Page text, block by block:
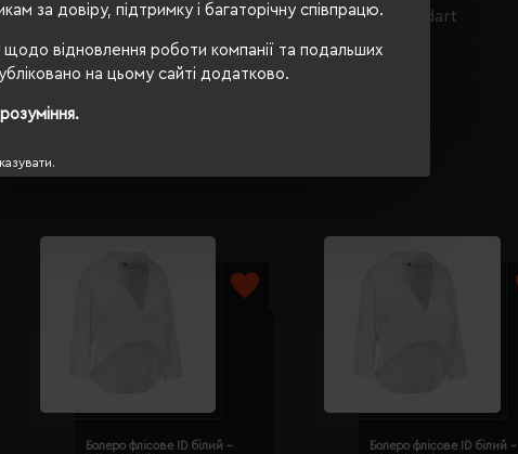
за довіру, підтримку і багаторічну співпрацю.
щодо відновлення роботи компанії та подальших
на цьому сайті додатково.
100, PETA-Approved Vegan, Global Recycled Standart
Болеро флісове ID білий -
Болеро флісове ID білий -